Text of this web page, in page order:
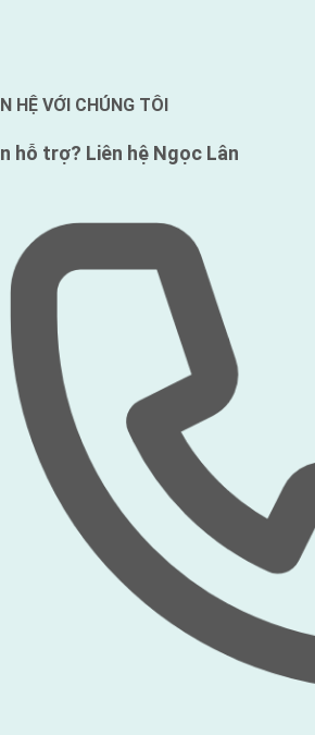
HỆ VỚI CHÚNG TÔI
hỗ trợ? Liên hệ Ngọc Lân